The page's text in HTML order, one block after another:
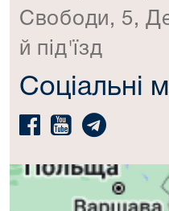
Свободи, 5,
й під'їзд
Соціальні